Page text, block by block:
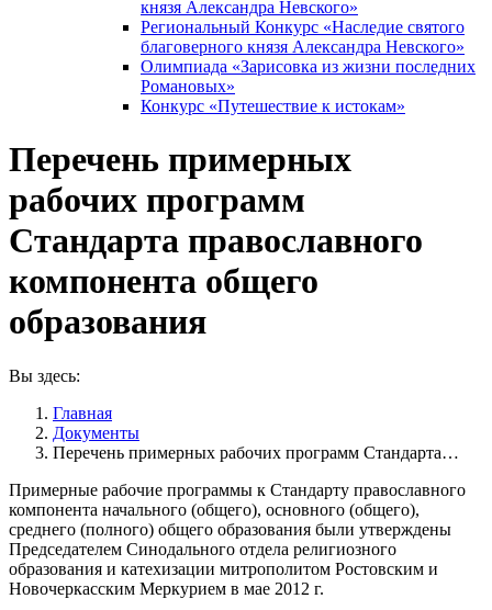
князя Александра Невского»
Региональный Конкурс «Наследие святого
благоверного князя Александра Невского»
Олимпиада «Зарисовка из жизни последних
Романовых»
Конкурс «Путешествие к истокам»
Перечень примерных
рабочих программ
Стандарта православного
компонента общего
образования
Вы здесь:
Главная
Документы
Перечень примерных рабочих программ Стандарта…
Примерные рабочие программы к Стандарту православного
компонента начального (общего), основного (общего),
среднего (полного) общего образования были утверждены
Председателем Синодального отдела религиозного
образования и катехизации митрополитом Ростовским и
Новочеркасским Меркурием в мае 2012 г.